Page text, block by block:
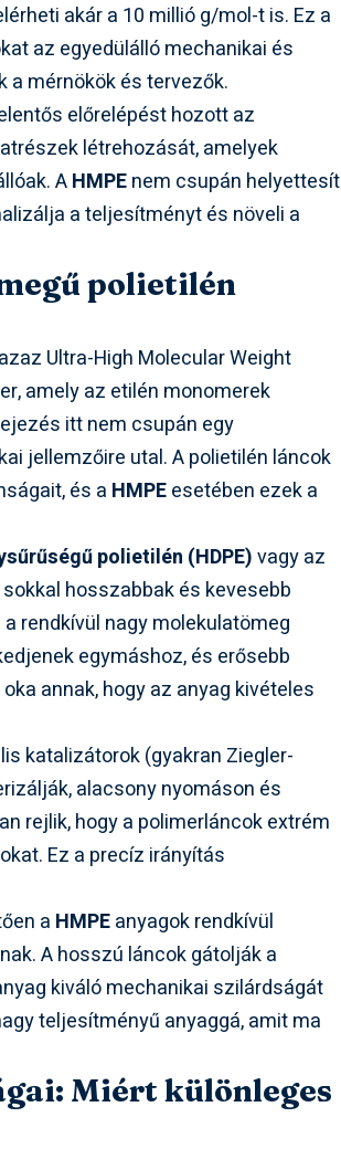
akár a 10 millió g/mol-t is. Ez a
az egyedülálló mechanikai és
a mérnökök és tervezők.
előrelépést hozott az
létrehozását, amelyek
AHMPEnem csupán helyettesít
a teljesítményt és növeli a
polietilén
Ultra-High Molecular Weight
amely az etilén monomerek
itt nem csupán egy
jellemzőire utal. A polietilén láncok
és a HMPEesetében ezek a
polietilén (HDPE)vagy az
hosszabbak és kevesebb
rendkívül nagy molekulatömeg
egymáshoz, és erősebb
annak, hogy az anyag kivételes
katalizátorok (gyakran Ziegler-
alacsony nyomáson és
rejlik, hogy a polimerláncok extrém
Ez a precíz irányítás
a HMPEanyagok rendkívül
A hosszú láncok gátolják a
kiváló mechanikai szilárdságát
teljesítményű anyaggá, amit ma
Miért különleges